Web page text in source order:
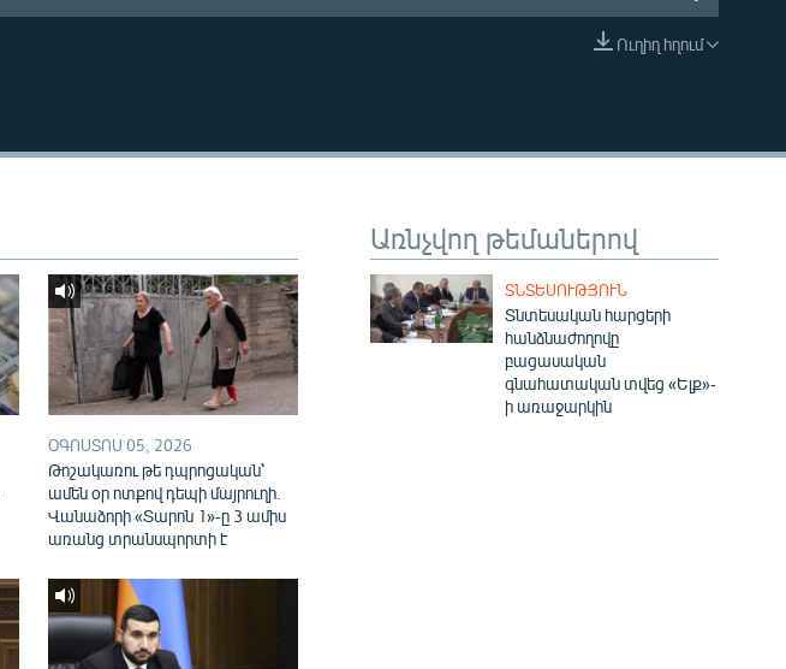
EMBED
Ուղիղ հղում
Առնչվող թեմաներով
ՏՆՏԵՍՈՒԹՅՈՒՆ
Տնտեսական հարցերի
հանձնաժողովը
բացասական
գնահատական տվեց «Ելք»-
ի առաջարկին
ՕԳՈՍՏՈՍ 05, 2026
Թոշակառու թե դպրոցական՝
ամեն օր ոտքով դեպի մայրուղի.
Վանաձորի «Տարոն 1»-ը 3 ամիս
առանց տրանսպորտի է